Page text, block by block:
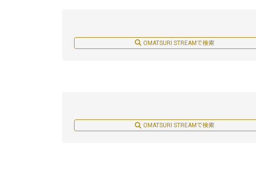
OMATSURI STREAMで検索
OMATSURI STREAMで検索